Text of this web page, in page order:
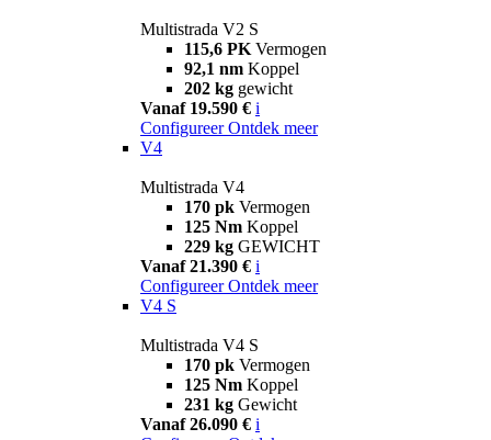
Multistrada V2 S
115,6 PK Vermogen
92,1 nm Koppel
202 kg gewicht
Vanaf 19.590 € i
Configureer Ontdek meer
V4
Multistrada V4
170 pk Vermogen
125 Nm Koppel
229 kg GEWICHT
Vanaf 21.390 € i
Configureer Ontdek meer
V4 S
Multistrada V4 S
170 pk Vermogen
125 Nm Koppel
231 kg Gewicht
Vanaf 26.090 € i